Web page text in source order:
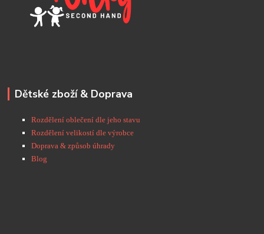
Dětské zboží & Doprava
Rozdělení oblečení dle jeho stavu
Rozdělení velikostí dle výrobce
Doprava & způsob úhrady
Blog